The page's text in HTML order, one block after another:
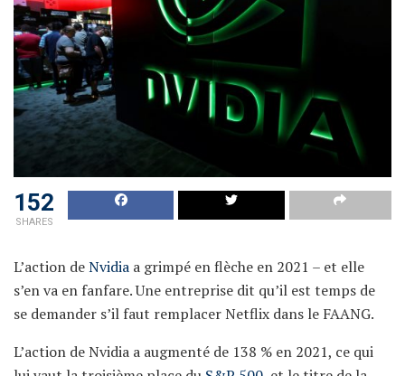
152
SHARES
L’action deNvidia a grimpé en flèche en 2021 – et elle
s’en va en fanfare. Une entreprise dit qu’il est temps de
se demander s’il faut remplacer Netflix dans le FAANG.
L’action de Nvidia a augmenté de 138 % en 2021, ce qui